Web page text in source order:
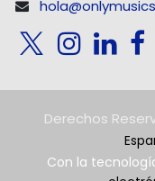
Derechos
Con la